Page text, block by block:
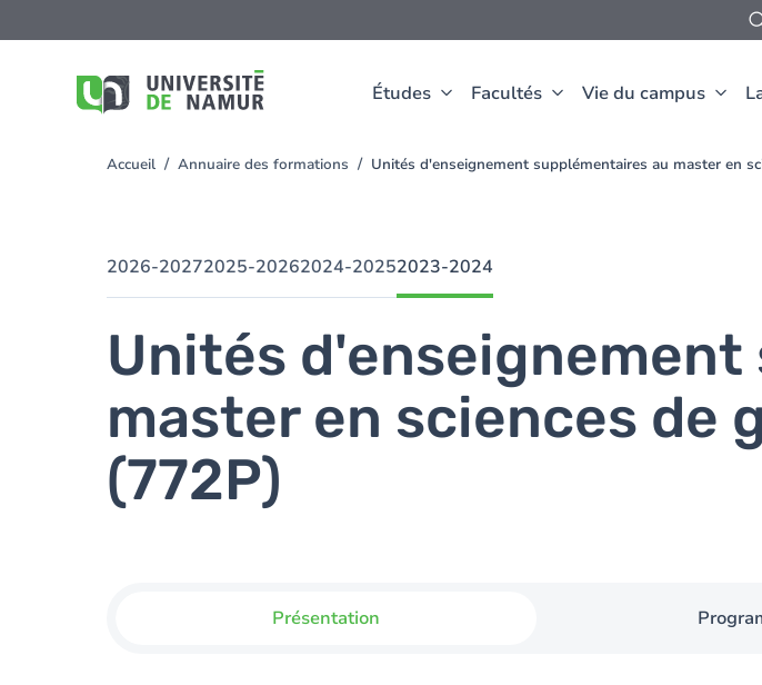
Études Facultés Vie du campus
au
You
Accueil Annuaire des formations Unités d'enseignement supplémentaires au master en
2026-20272025-20262024-20252023-2024
Unités
master en sciences de
(772P)
Présentation